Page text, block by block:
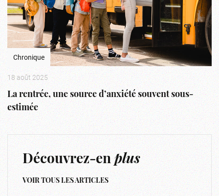
Chronique
18 août 2025
La rentrée, une source d’anxiété souvent sous-
estimée
Découvrez-enplus
VOIR TOUS LES ARTICLES